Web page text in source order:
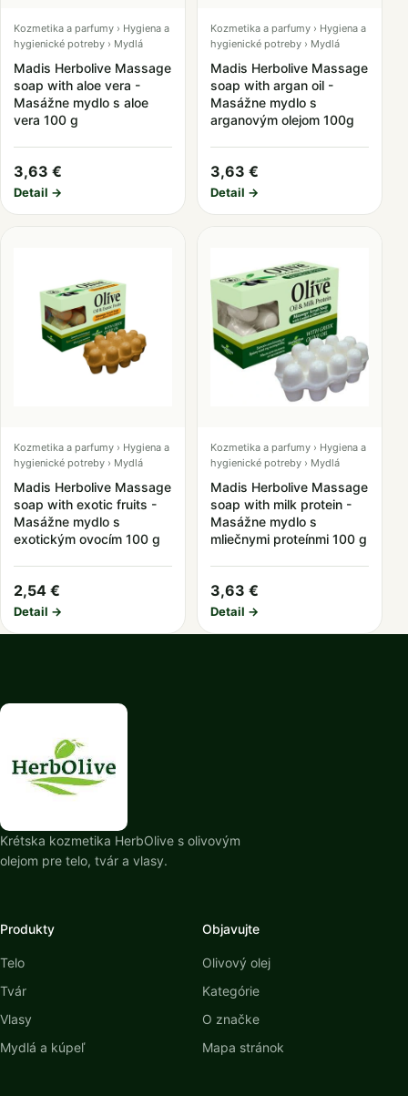
Kozmetika a parfumy › Hygiena a
hygienické potreby › Mydlá
Madis Herbolive Massage
soap with aloe vera -
Masážne mydlo s aloe
vera 100 g
3,63 €
Detail →
Kozmetika a parfumy › Hygiena a
hygienické potreby › Mydlá
Madis Herbolive Massage
soap with argan oil -
Masážne mydlo s
arganovým olejom 100g
3,63 €
Detail →
Kozmetika a parfumy › Hygiena a
hygienické potreby › Mydlá
Madis Herbolive Massage
soap with exotic fruits -
Masážne mydlo s
exotickým ovocím 100 g
2,54 €
Detail →
Kozmetika a parfumy › Hygiena a
hygienické potreby › Mydlá
Madis Herbolive Massage
soap with milk protein -
Masážne mydlo s
mliečnymi proteínmi 100 g
3,63 €
Detail →
Krétska kozmetika HerbOlive s olivovým
olejom pre telo, tvár a vlasy.
Produkty
Telo
Tvár
Vlasy
Mydlá a kúpeľ
Objavujte
Olivový olej
Kategórie
O značke
Mapa stránok